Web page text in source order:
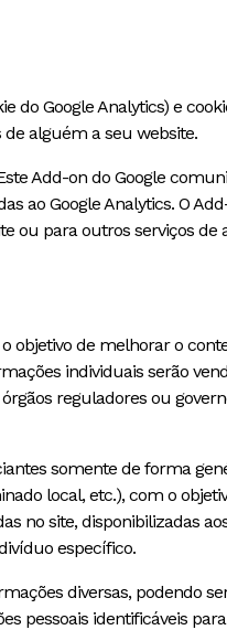
do Google Analytics) e
alguém a seu website.
Add-on do Google
ao Google Analytics. O
ou para outros serviços de
de melhorar o
individuais serão
reguladores ou
somente de forma
local, etc.), com o
no site, disponibilizadas
específico.
diversas, podendo
pessoais identificáveis